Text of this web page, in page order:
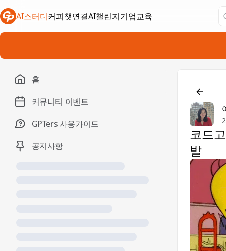
AI스터디커피챗연결
새 탭에서 열림AI챌린지
새 탭에서 열림
기업교육
새 탭에서 열림
홈
커뮤니티 이벤트
GPTers 사용가이드
공지사항
코드
발